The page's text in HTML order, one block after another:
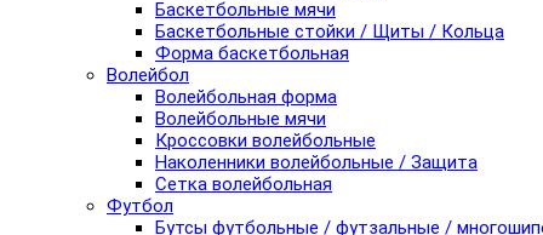
Баскетбольные мячи
Баскетбольные стойки / Щиты / Кольца
Форма баскетбольная
Волейбол
Волейбольная форма
Волейбольные мячи
Кроссовки волейбольные
Наколенники волейбольные / Защита
Сетка волейбольная
Футбол
Бутсы футбольные / футзальные /